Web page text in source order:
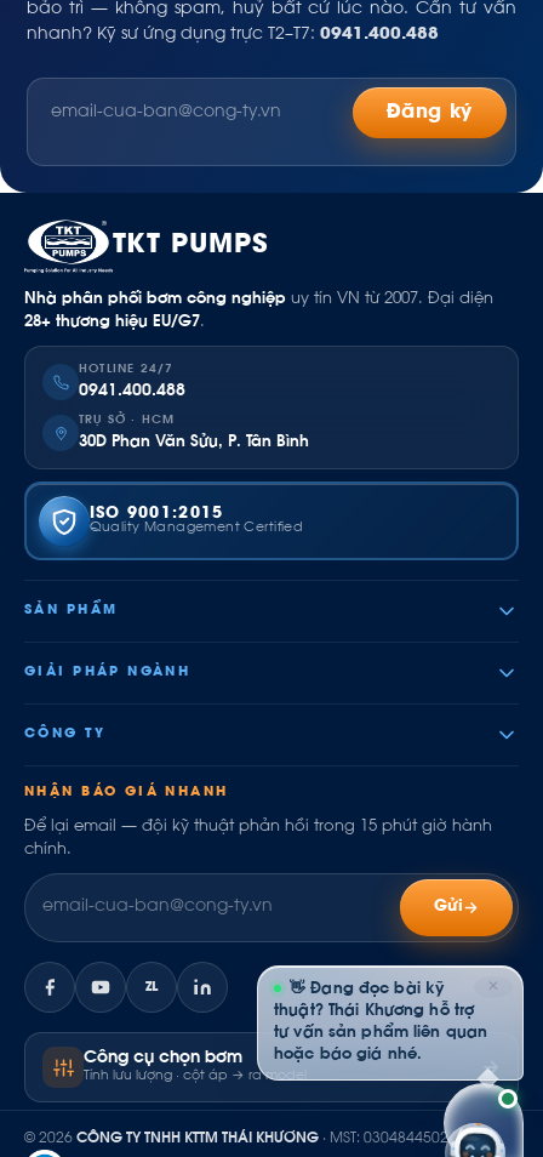
bảo trì — không spam, huỷ bất cứ lúc nào. Cần tư vấn
nhanh? Kỹ sư ứng dụng trực T2–T7: 0941.400.488
Đăng ký
TKT PUMPS
Nhà phân phối bơm công nghiệp uy tín VN từ 2007. Đại diện
28+ thương hiệu EU/G7.
HOTLINE 24/7
0941.400.488
TRỤ SỞ · HCM
30D Phan Văn Sửu, P. Tân Bình
ISO 9001:2015
Quality Management Certified
SẢN PHẨM
GIẢI PHÁP NGÀNH
CÔNG TY
NHẬN BÁO GIÁ NHANH
Để lại email — đội kỹ thuật phản hồi trong 15 phút giờ hành
chính.
Gửi
ZL
Công cụ chọn bơm
Tính lưu lượng · cột áp → ra model
© 2026 CÔNG TY TNHH KTTM THÁI KHƯƠNG · MST: 0304844502
✕
👋 Đang đọc bài kỹ
thuật? Thái Khương hỗ trợ
tư vấn sản phẩm liên quan
hoặc báo giá nhé.